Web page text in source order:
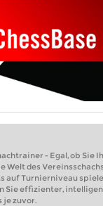
- Egal, ob Sie
Welt des Vereinsschachs
auf Turnierniveau
Sie effizienter,
je zuvor.